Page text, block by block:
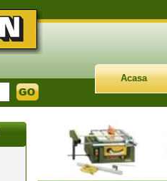
Acasa